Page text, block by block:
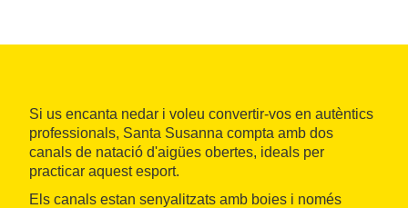
Si us encanta nedar i voleu convertir-vos en autèntics
professionals, Santa Susanna compta amb dos
canals de natació d'aigües obertes, ideals per
practicar aquest esport.
Els canals estan senyalitzats amb boies i només